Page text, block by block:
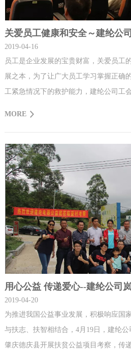
2019-04-16
员工是企业发展的宝贵财富，关爱员工
展之本，为了让广大员工学习掌握正确
工紧急情况下的救护能力，建纶公司工
MORE
2019-04-20
为推进我国公益事业发展，积极响应国
与扶志、扶智相结合，4月19日，建纶
肇庆德庆县开展扶贫公益项目考察，传